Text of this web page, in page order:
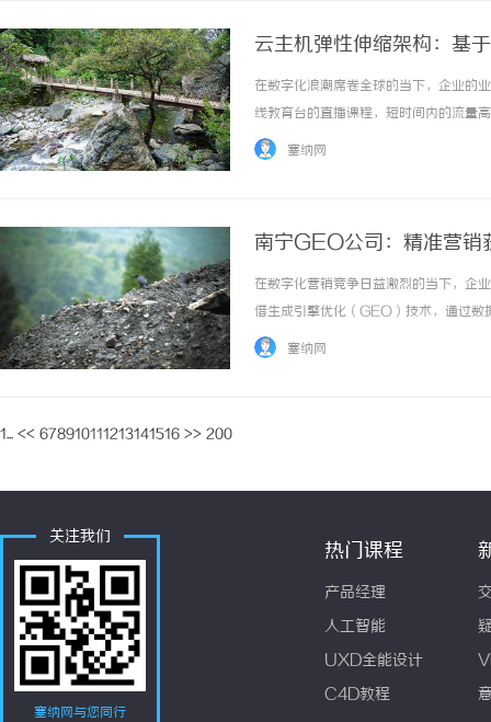
云主机弹性伸缩架构：
缩容
在数字化浪潮席卷全球的当下，企业的
线教育台的直播课程，短时间内的流量
务低谷期造成资源浪费，要么在流量高
塞纳网
南宁GEO公司：精准营销
在数字化营销竞争日益激烈的当下，企
借生成引擎优化（GEO）技术，通过数
术不仅解决了流量转化率低、用户画
塞纳网
1... << 678910111213141516 >> 200
关注我们
塞纳网与您同行
热门课程
产品经理
人工智能
UXD全能设计
C4D教程